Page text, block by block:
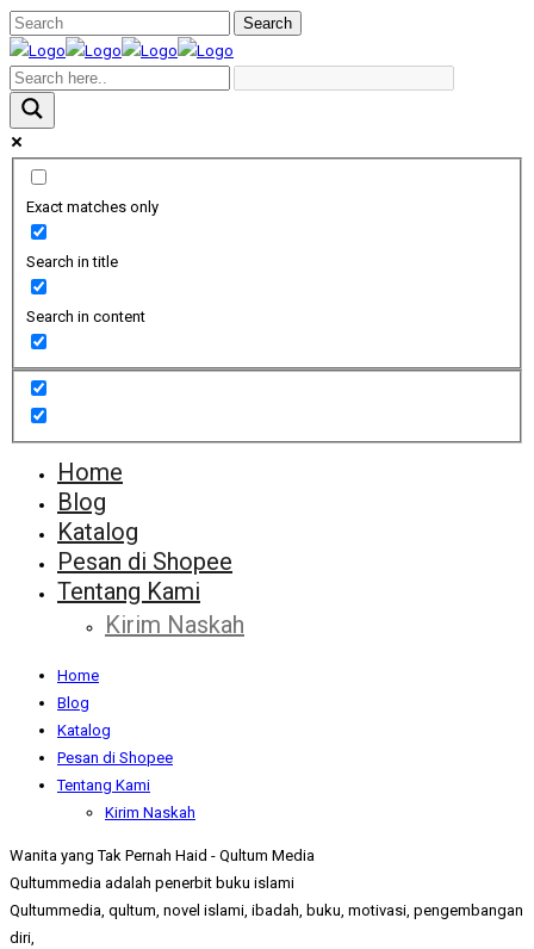
Exact matches only
Search in title
Search in content
Home
Blog
Katalog
Pesan di Shopee
Tentang Kami
Kirim Naskah
Home
Blog
Katalog
Pesan di Shopee
Tentang Kami
Kirim Naskah
Wanita yang Tak Pernah Haid - Qultum Media
Qultummedia adalah penerbit buku islami
Qultummedia, qultum, novel islami, ibadah, buku, motivasi, pengembangan
diri,